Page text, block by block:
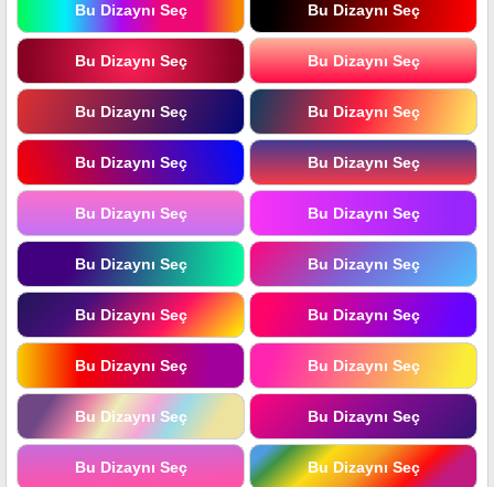
Bu Dizaynı Seç Bu Dizaynı Seç
Bu Dizaynı Seç Bu Dizaynı Seç
Bu Dizaynı Seç Bu Dizaynı Seç
Bu Dizaynı Seç Bu Dizaynı Seç
Bu Dizaynı Seç Bu Dizaynı Seç
Bu Dizaynı Seç Bu Dizaynı Seç
Bu Dizaynı Seç Bu Dizaynı Seç
Bu Dizaynı Seç Bu Dizaynı Seç
Bu Dizaynı Seç Bu Dizaynı Seç
Bu Dizaynı Seç Bu Dizaynı Seç